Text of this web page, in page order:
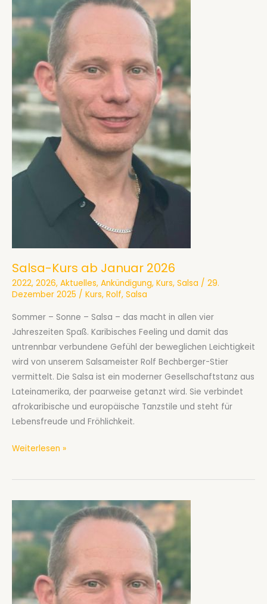
Salsa-Kurs ab Januar 2026
2022, 2026, Aktuelles, Ankündigung, Kurs, Salsa / 29.
Dezember 2025 / Kurs, Rolf, Salsa
Sommer – Sonne – Salsa – das macht in allen vier
Jahreszeiten Spaß. Karibisches Feeling und damit das
untrennbar verbundene Gefühl der beweglichen Leichtigkeit
wird von unserem Salsameister Rolf Bechberger-Stier
vermittelt. Die Salsa ist ein moderner Gesellschaftstanz aus
Lateinamerika, der paarweise getanzt wird. Sie verbindet
afrokaribische und europäische Tanzstile und steht für
Lebensfreude und Fröhlichkeit.
Salsa-
ab
Weiterlesen »